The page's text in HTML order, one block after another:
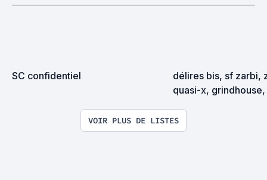
SC confidentiel
délires bis, sf zarbi,
quasi-x,
VOIR PLUS DE LISTES